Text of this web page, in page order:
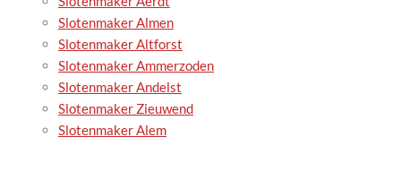
Slotenmaker Almen
Slotenmaker Altforst
Slotenmaker Ammerzoden
Slotenmaker Andelst
Slotenmaker Zieuwend
Slotenmaker Alem